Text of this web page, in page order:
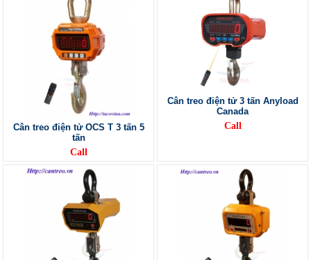
Cân treo điện tử OCS T 3 tấn 5
tấn
Call
Cân treo điện tử 3 tấn Anyload
Canada
Call